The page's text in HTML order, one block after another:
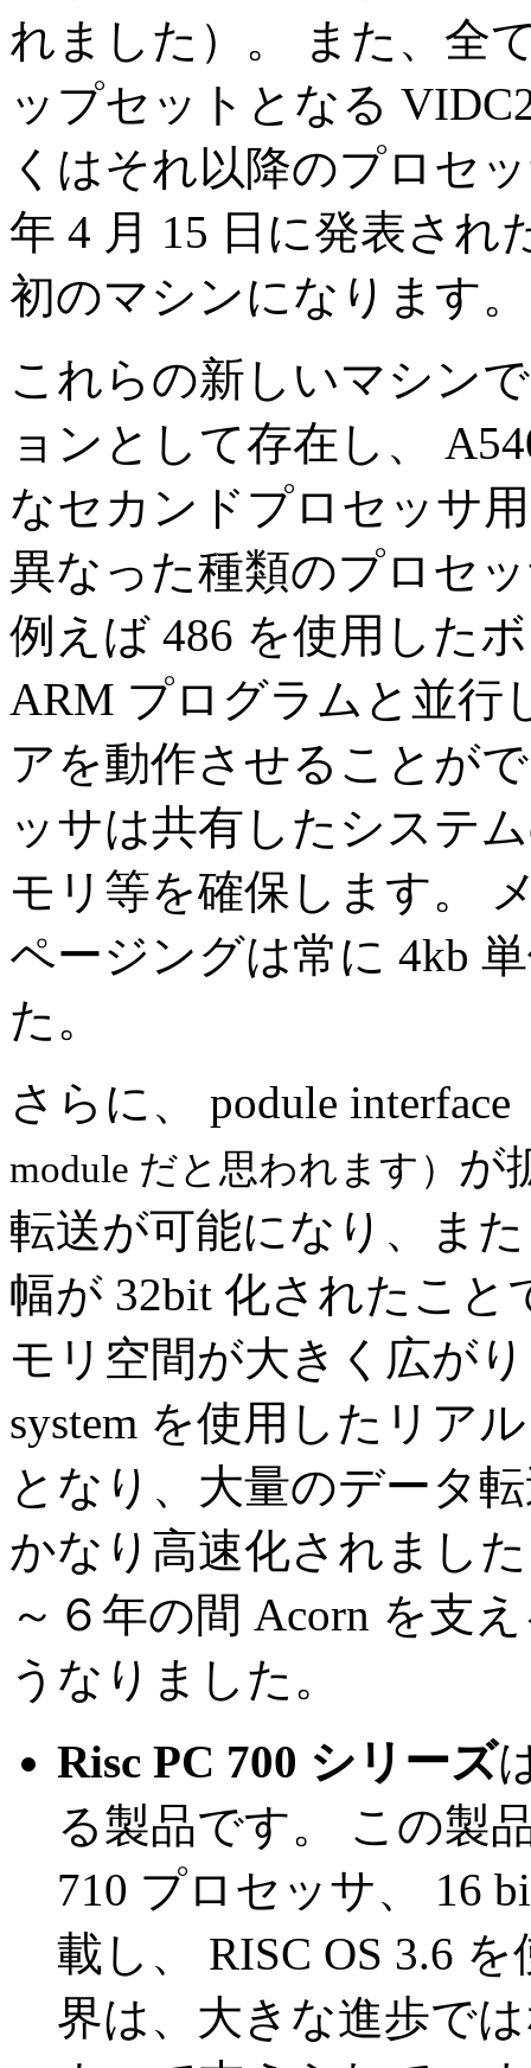
れました）。 また、全
ップセットとなる
くはそれ以降のプロセ
年 4 月 15 日に発表され
初のマシンになります。
これらの新しいマシン
ョンとして存在し、
なセカンドプロセッサ
異なった種類のプロセ
例えば 486 を使用した
ARM プログラムと並行
アを動作させることが
ッサは共有したシステ
モリ等を確保します。
ページングは常に 4kb
た。
さらに、 podule interface
module だと思われます） が
転送が可能になり、ま
幅が 32bit 化されたこと
モリ空間が大きく広が
system を使用したリア
となり、大量のデータ
かなり高速化されまし
～６年の間 Acorn を支
うなりました。
Risc PC 700 シリーズ
る製品です。 この製
710 プロセッサ、 16
載し、 RISC OS 3.6
界は、大きな進歩で